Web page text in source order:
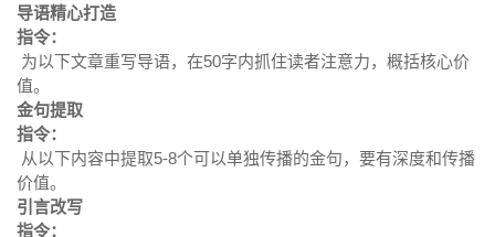
导语精心打造
指令：
为以下文章重写导语，在50字内抓住读者注意力，概括核心价
值。
金句提取
指令：
从以下内容中提取5-8个可以单独传播的金句，要有深度和传播
价值。
引言改写
指令：